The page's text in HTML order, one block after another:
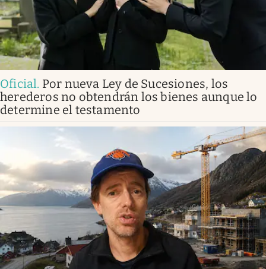
Oficial. Por nueva Ley de Sucesiones, los
herederos no obtendrán los bienes aunque lo
determine el testamento